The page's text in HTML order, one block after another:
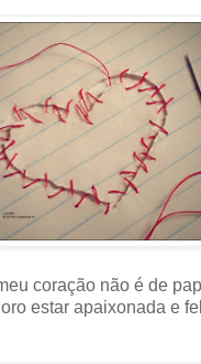
coração não é de
estar apaixonada e